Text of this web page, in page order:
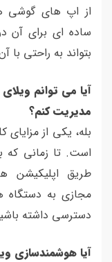
از اپ های گوشی
ساده ای برای آن
بتواند به راحتی با
آیا می توانم
مدیریت کنم؟
بله، یکی از مزایای
است. تا زمانی که
طریق اپلیکیشن
مجازی به دستگاه
دسترسی داشته
آیا هوشمندسازی